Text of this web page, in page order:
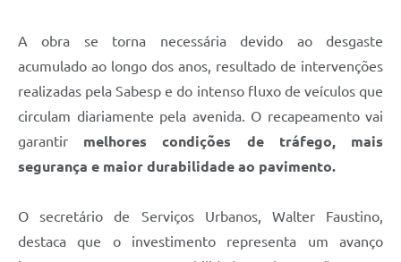
A obra se torna necessária devido ao desgaste
acumulado ao longo dos anos, resultado de intervenções
realizadas pela Sabesp e do intenso fluxo de veículos que
circulam diariamente pela avenida. O recapeamento vai
garantir melhores condições de tráfego, mais
segurança e maior durabilidade ao pavimento.
O secretário de Serviços Urbanos, Walter Faustino,
destaca que o investimento representa um avanço